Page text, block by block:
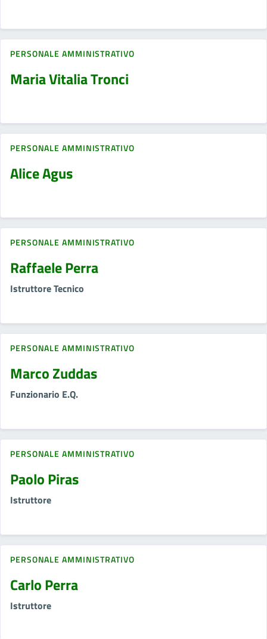
PERSONALE AMMINISTRATIVO
Maria Vitalia Tronci
PERSONALE AMMINISTRATIVO
Alice Agus
PERSONALE AMMINISTRATIVO
Raffaele Perra
Istruttore Tecnico
PERSONALE AMMINISTRATIVO
Marco Zuddas
Funzionario E.Q.
PERSONALE AMMINISTRATIVO
Paolo Piras
Istruttore
PERSONALE AMMINISTRATIVO
Carlo Perra
Istruttore